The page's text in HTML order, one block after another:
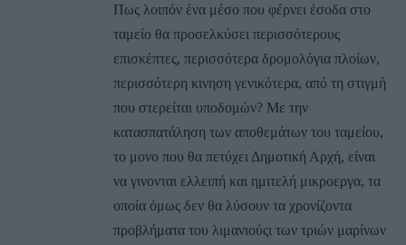
Πως λοιπόν ένα μέσο που φέρνει έσοδα στο
ταμείο θα προσελκύσει περισσότερους
επισκέπτες, περισσότερα δρομολόγια πλοίων,
περισσότερη κινηση γενικότερα, από τη στιγμή
που στερείται υποδομών? Με την
κατασπατάληση των αποθεμάτων του ταμείου,
το μονο που θα πετύχει Δημοτική Αρχή, είναι
να γινονται ελλειπή και ημιτελή μικροεργα, τα
οποία όμως δεν θα λύσουν τα χρονίζοντα
προβλήματα του λιμανιούςι των τριών μαρίνων